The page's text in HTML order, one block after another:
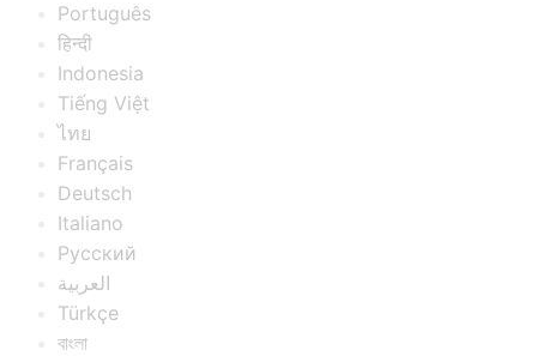
Português
हिन्दी
Indonesia
Tiếng Việt
ไทย
Français
Deutsch
Italiano
Русский
العربية
Türkçe
বাংলা